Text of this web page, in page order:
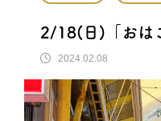
2/18(日)「おは
2024.02.08